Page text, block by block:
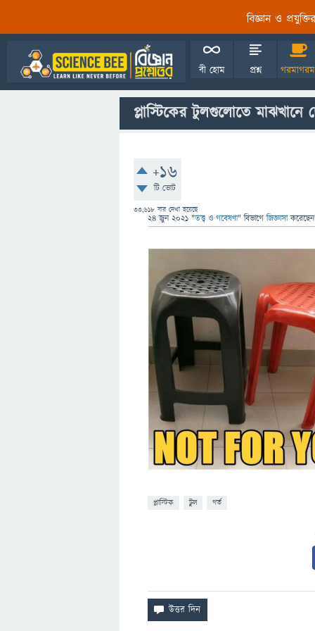
বিজ্ঞান ও
বী হোম প্রশ্ন
প্লাস্টিকের টুলগুলোতে
+16
টি ভোট
33,618 বার দেখা হয়েছে
24 জুন 2021 "তত্ত্ব ও গবেষণা" বিভাগে জিজ্ঞাসাকরেছেন
প্লাস্টিক টুল গর্ত